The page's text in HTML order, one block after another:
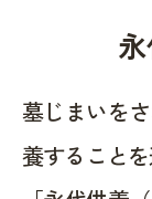
墓じまいを
養することを